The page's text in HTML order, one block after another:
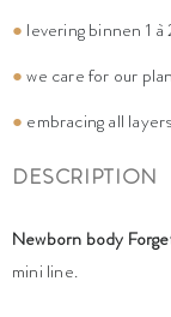
● levering binnen 1 à
●we care for our
● embracing all
DESCRIPTION
Newborn body
mini line.